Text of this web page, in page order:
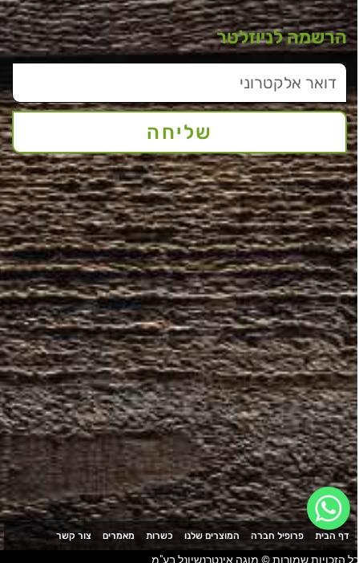
הרשמה לניוזלטר
שליחה
דף הבית פרופיל חברה המוצרים שלנו כשרות מאמרים צור קשר
הזכויות שמורות © מוגה אינטרנשיונל בע"מ